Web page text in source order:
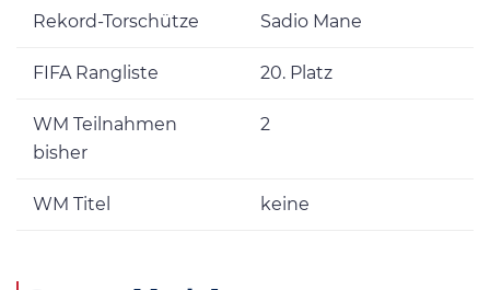
Rekord-Torschütze Sadio Mane
FIFA Rangliste 20. Platz
WM Teilnahmen
bisher
2
WM Titel keine